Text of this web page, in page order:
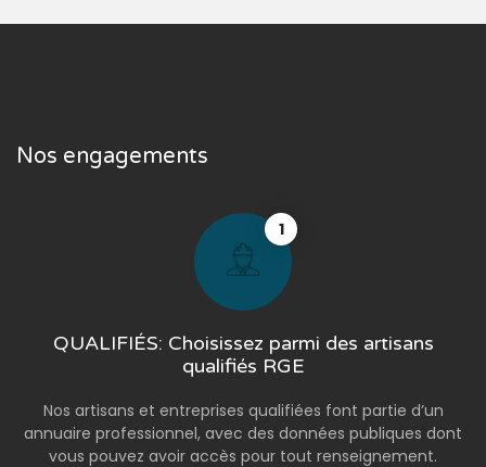
Nos engagements
1
QUALIFIÉS: Choisissez parmi des artisans
qualifiés RGE
Nos artisans et entreprises qualifiées font partie d’un
annuaire professionnel, avec des données publiques dont
vous pouvez avoir accès pour tout renseignement.